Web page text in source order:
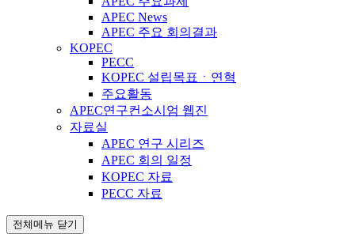
APEC News
APEC 주요 회의결과
KOPEC
PECC
KOPEC 설립목표ㆍ연혁
주요활동
APEC연구컨소시엄 웹진
자료실
APEC 연구 시리즈
APEC 회의 일정
KOPEC 자료
PECC 자료
전체메뉴 닫기